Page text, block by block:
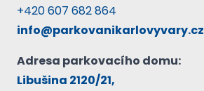
+420 607 682 864
info@parkovanikarlovyvary.cz
Adresa parkovacího domu:
Libušina 2120/21,